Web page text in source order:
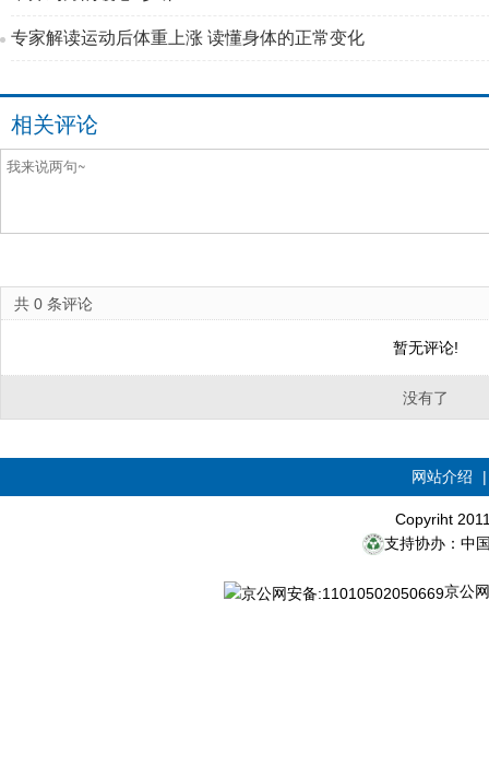
专家解读运动后体重上涨 读懂身体的正常变化
相关评论
共 0 条评论
暂无评论!
没有了
网站介绍
Copyriht
支持协办：中
京公